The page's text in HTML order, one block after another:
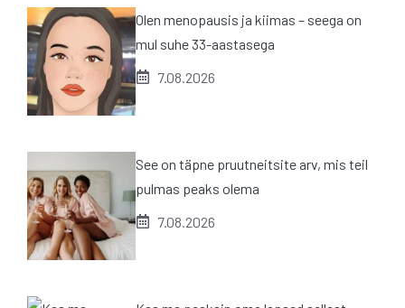
Olen menopausis ja kiimas – seega on
mul suhe 33-aastasega
7.08.2026
See on täpne pruutneitsite arv, mis teil
pulmas peaks olema
7.08.2026